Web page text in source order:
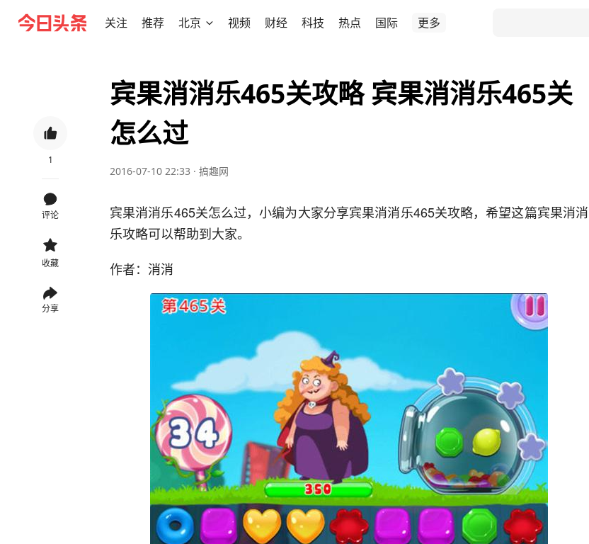
关注 推荐 北京 视频 财经 科技 热点 国际 更多
1
评论
收藏
分享
宾果消消乐465关攻略 宾果消消乐465关
怎么过
2016-07-10 22:33 · 搞趣网
宾果消消乐465关怎么过，小编为大家分享宾果消消乐465关攻略，希望这篇宾果消消
乐攻略可以帮助到大家。
作者：消消